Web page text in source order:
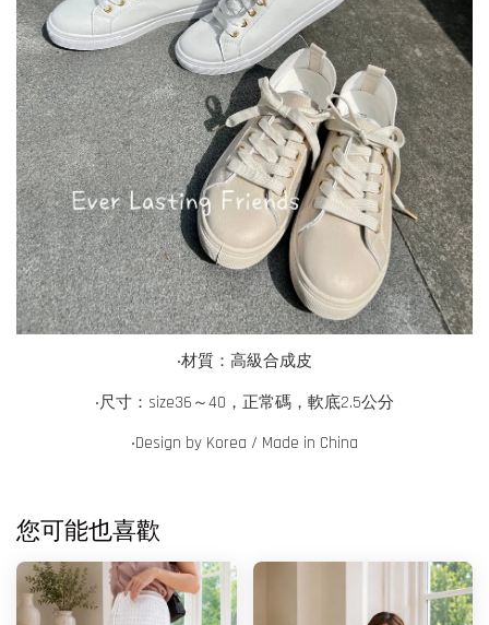
‧材質：高級合成皮
‧尺寸：size36～40，正常碼，軟底2.5公分
‧Design by Korea / Made in China
您可能也喜歡